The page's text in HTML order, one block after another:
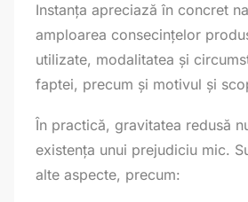
Instanța apreciază în concret
amploarea consecințelor
utilizate, modalitatea și
faptei, precum și motivul și
În practică, gravitatea redusă
existența unui prejudiciu mic.
alte aspecte, precum: